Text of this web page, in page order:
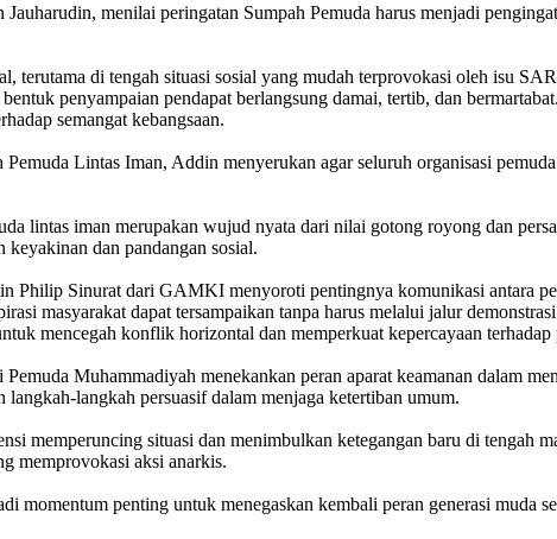
menilai peringatan Sumpah Pemuda harus menjadi
terutama di tengah situasi sosial yang mudah terprovokasi oleh isu
penyampaian pendapat berlangsung damai, tertib, dan
semangat kebangsaan.
Lintas Iman, Addin menyerukan agar seluruh organisasi
lintas iman merupakan wujud nyata dari nilai gotong royong dan
keyakinan dan pandangan sosial.
Philip Sinurat dari GAMKI menyoroti pentingnya komunikasi antara
masyarakat dapat tersampaikan tanpa harus melalui jalur
mencegah konflik horizontal dan memperkuat kepercayaan terhadap
Muhammadiyah menekankan peran aparat keamanan dalam
langkah persuasif dalam menjaga ketertiban umum.
memperuncing situasi dan menimbulkan ketegangan baru di tengah
memprovokasi aksi anarkis.
momentum penting untuk menegaskan kembali peran generasi muda